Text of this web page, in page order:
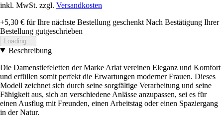
inkl. MwSt. zzgl. Versandkosten
+5,30 € für Ihre nächste Bestellung geschenkt Nach Bestätigung Ihrer
Bestellung gutgeschrieben
Loading...
Beschreibung
Die Damenstiefeletten der Marke Ariat vereinen Eleganz und Komfort
und erfüllen somit perfekt die Erwartungen moderner Frauen. Dieses
Modell zeichnet sich durch seine sorgfältige Verarbeitung und seine
Fähigkeit aus, sich an verschiedene Anlässe anzupassen, sei es für
einen Ausflug mit Freunden, einen Arbeitstag oder einen Spaziergang
in der Natur.